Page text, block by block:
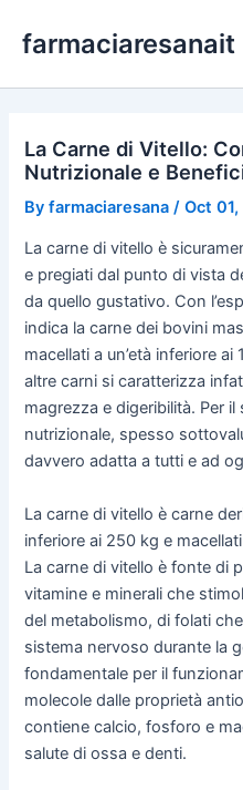
farmaciaresanait
La Carne di Vitello:
Nutrizionale e
Byfarmaciaresana /Oct
La carne di vitello è
e pregiati dal punto di vista
da quello gustativo. Con
indica la carne dei bovini
macellati a un’età inferiore
altre carni si caratterizza
magrezza e digeribilità. Per
nutrizionale, spesso
davvero adatta a tutti e ad
La carne di vitello è carne
inferiore ai 250 kg e
La carne di vitello è fonte di
vitamine e minerali che
del metabolismo, di folati
sistema nervoso durante la
fondamentale per il
molecole dalle proprietà
contiene calcio, fosforo e
salute di ossa e denti.